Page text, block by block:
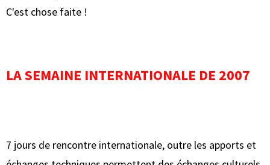
C'est chose faite !
LA SEMAINE INTERNATIONALE DE 2007
7 jours de rencontre internationale, outre les apports et